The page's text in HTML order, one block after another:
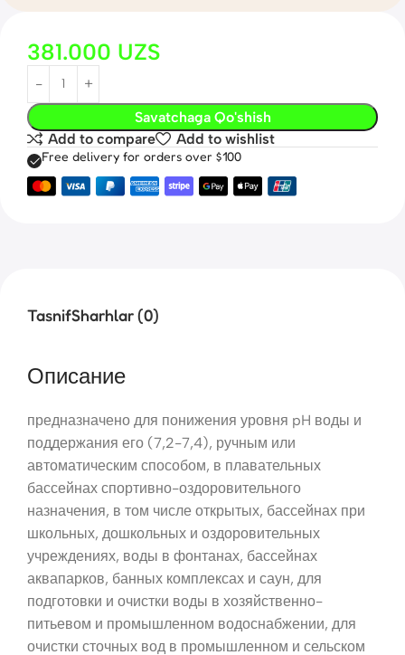
381.000 UZS
Savatchaga Qo'shish
Add to compare
Add to wishlist
Free delivery for orders over $100
TasnifSharhlar (0)
Описание
предназначено для понижения уровня pH воды и
поддержания его (7,2-7,4), ручным или
автоматическим способом, в плавательных
бассейнах спортивно-оздоровительного
назначения, в том числе открытых, бассейнах при
школьных, дошкольных и оздоровительных
учреждениях, воды в фонтанах, бассейнах
аквапарков, банных комплексах и саун, для
подготовки и очистки воды в хозяйственно-
питьевом и промышленном водоснабжении, для
очистки сточных вод в промышленном и сельском